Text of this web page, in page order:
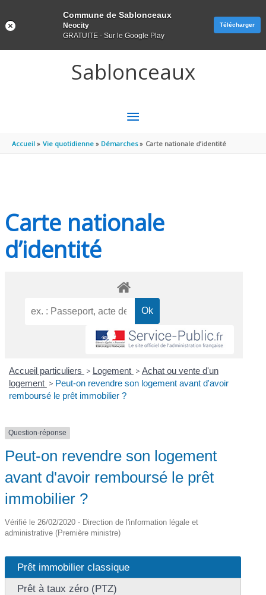
Sablonceaux
MENU
PRINCIPAL
Accueil Vie quotidienne Démarches Carte nationale d’identité
Carte nationale
d’identité
Accueil particuliers > Logement > Achat ou vente d'un
logement > Peut-on revendre son logement avant d'avoir
remboursé le prêt immobilier ?
Question-réponse
Peut-on revendre son logement
avant d'avoir remboursé le prêt
immobilier ?
Vérifié le 26/02/2020 - Direction de l'information légale et
administrative (Première ministre)
Prêt immobilier classique
Prêt à taux zéro (PTZ)
Commune de Sablonceaux
Neocity
GRATUITE - Sur le Google Play
Télécharger